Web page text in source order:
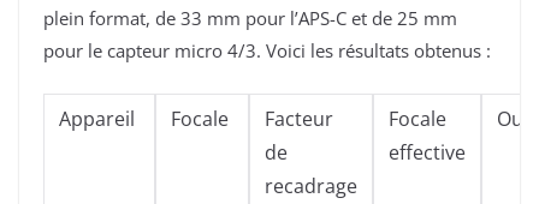
plein format, de 33 mm pour l’APS-C et de 25 mm
pour le capteur micro 4/3. Voici les résultats obtenus :
Appareil Focale
Facteur
de
recadrage
Focale
effective